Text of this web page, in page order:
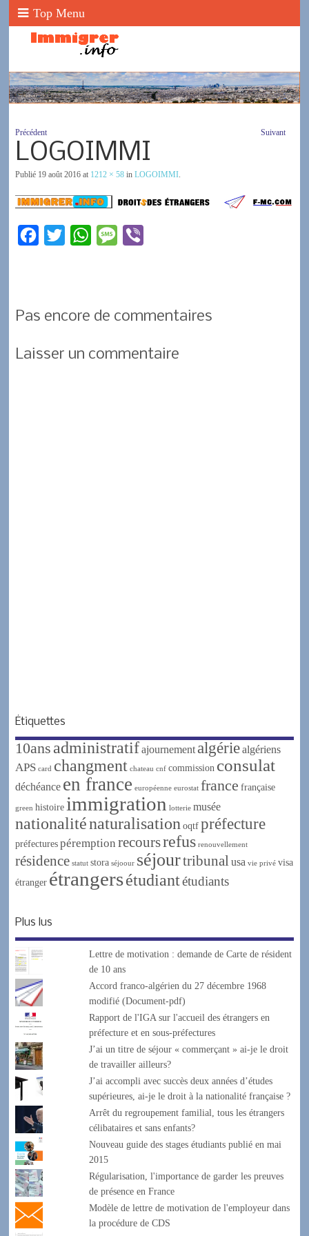
Top Menu
Précédent Suivant
LOGOIMMI
Publié 19 août 2016at 1212 × 58in LOGOIMMI.
b
o
t
W
s
p
M
a
e
r
Pas encore de commentaires
Laisser un commentaire
Étiquettes
10ans administratifajournement algériealgériens
APS card changment chateau cnf commission consulat
déchéance en france européenne eurostat france française
green histoire immigration lotterie musée
nationaliténaturalisation oqtf préfecture
préfectures péremption recoursrefus renouvellement
résidence statut stora séjoour séjourtribunal usa vie privé visa
étranger étrangersétudiantétudiants
Plus lus
Lettre de motivation : demande de Carte de résident
de 10 ans
Accord franco-algérien du 27 décembre 1968
modifié (Document-pdf)
Rapport de l'IGA sur l'accueil des étrangers en
préfecture et en sous-préfectures
J’ai un titre de séjour « commerçant » ai-je le droit
de travailler ailleurs?
J’ai accompli avec succès deux années d’études
supérieures, ai-je le droit à la nationalité française ?
Arrêt du regroupement familial, tous les étrangers
célibataires et sans enfants?
Nouveau guide des stages étudiants publié en mai
2015
Régularisation, l'importance de garder les preuves
de présence en France
Modèle de lettre de motivation de l'employeur dans
la procédure de CDS